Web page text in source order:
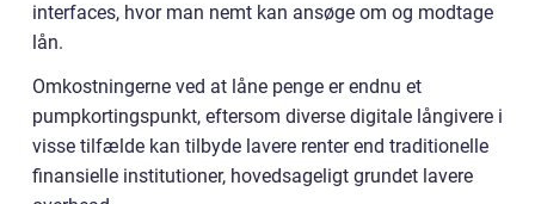
interfaces, hvor man nemt kan ansøge om og modtage
lån.
Omkostningerne ved at låne penge er endnu et
pumpkortingspunkt, eftersom diverse digitale långivere i
visse tilfælde kan tilbyde lavere renter end traditionelle
finansielle institutioner, hovedsageligt grundet lavere